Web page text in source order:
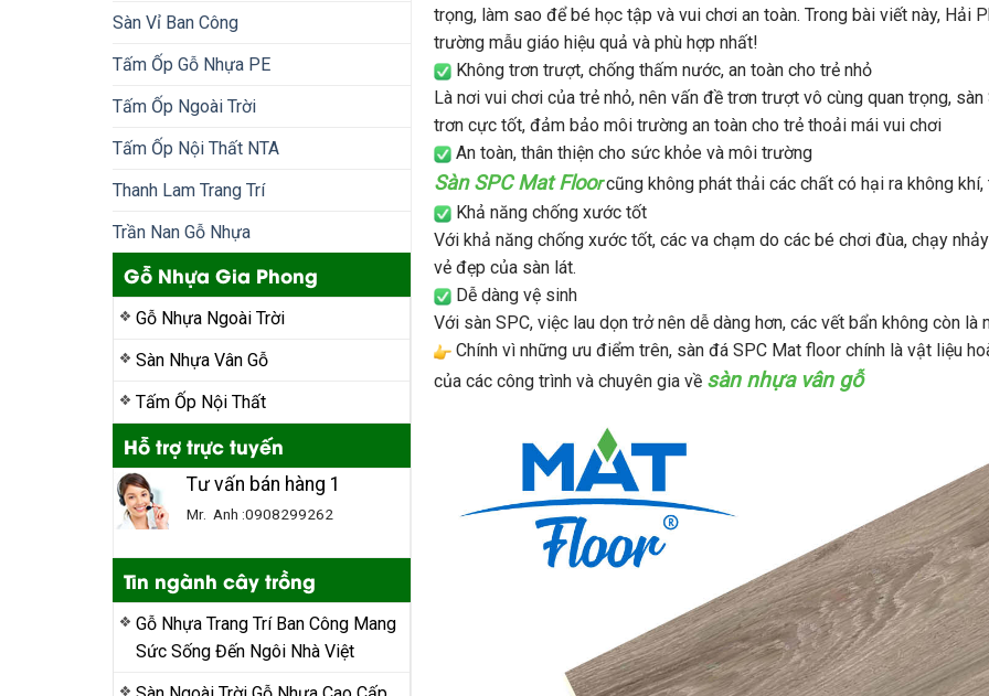
Sàn Vỉ Ban Công
Tấm Ốp Gỗ Nhựa PE
Tấm Ốp Ngoài Trời
Tấm Ốp Nội Thất NTA
Thanh Lam Trang Trí
Trần Nan Gỗ Nhựa
Gỗ Nhựa Gia Phong
Gỗ Nhựa Ngoài Trời
Sàn Nhựa Vân Gỗ
Tấm Ốp Nội Thất
Hỗ trợ trực tuyến
Tư vấn bán hàng 1
Mr. Anh :0908299262
Tin ngành cây trồng
Gỗ Nhựa Trang Trí Ban Công Mang
Sức Sống Đến Ngôi Nhà Việt
trọng, làm sao để bé học tập và vui chơi an toàn. Trong bài viết này, Hải
trường mẫu giáo hiệu quả và phù hợp nhất!
Không trơn trượt, chống thấm nước, an toàn cho trẻ nhỏ
Là nơi vui chơi của trẻ nhỏ, nên vấn đề trơn trượt vô cùng quan trọng,
trơn cực tốt, đảm bảo môi trường an toàn cho trẻ thoải mái vui chơi
An toàn, thân thiện cho sức khỏe và môi trường
Sàn SPC Mat Floorcũng không phát thải các chất có hại ra không
Khả năng chống xước tốt
Với khả năng chống xước tốt, các va chạm do các bé chơi đùa, chạy
vẻ đẹp của sàn lát.
Dễ dàng vệ sinh
Với sàn SPC, việc lau dọn trở nên dễ dàng hơn, các vết bẩn không còn
Chính vì những ưu điểm trên, sàn đá SPC Mat floor chính là vật liệu
của các công trình và chuyên gia về sàn nhựa vân gỗ